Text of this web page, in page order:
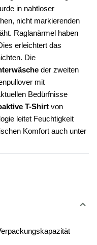
in nahtloser
nicht markierenden
Raglanärmel haben
erleichtert das
Die
der zweiten
mit
Bedürfnisse
T-Shirt von
leitet Feuchtigkeit
Komfort auch unter